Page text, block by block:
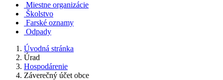
Miestne organizácie
Školstvo
Farské oznamy
Odpady
Úvodná stránka
Úrad
Hospodárenie
Záverečný účet obce